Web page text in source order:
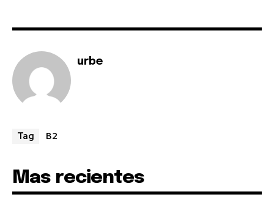
SUBSCRIBERS and be part of the
conversation.
To subscribe, simply enter your email address on our website
safe with us.
urbe
Tag B2
Mas recientes